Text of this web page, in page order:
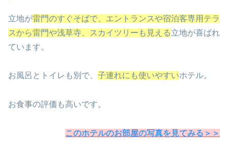
立地が雷門のすぐそばで、エントランスや宿泊客専用テラ
スから雷門や浅草寺、スカイツリーも見える立地が喜ばれ
ています。
お風呂とトイレも別で、 子連れにも使いやすいホテル。
お食事の評価も高いです。
このホテルのお部屋の写真を見てみる＞＞